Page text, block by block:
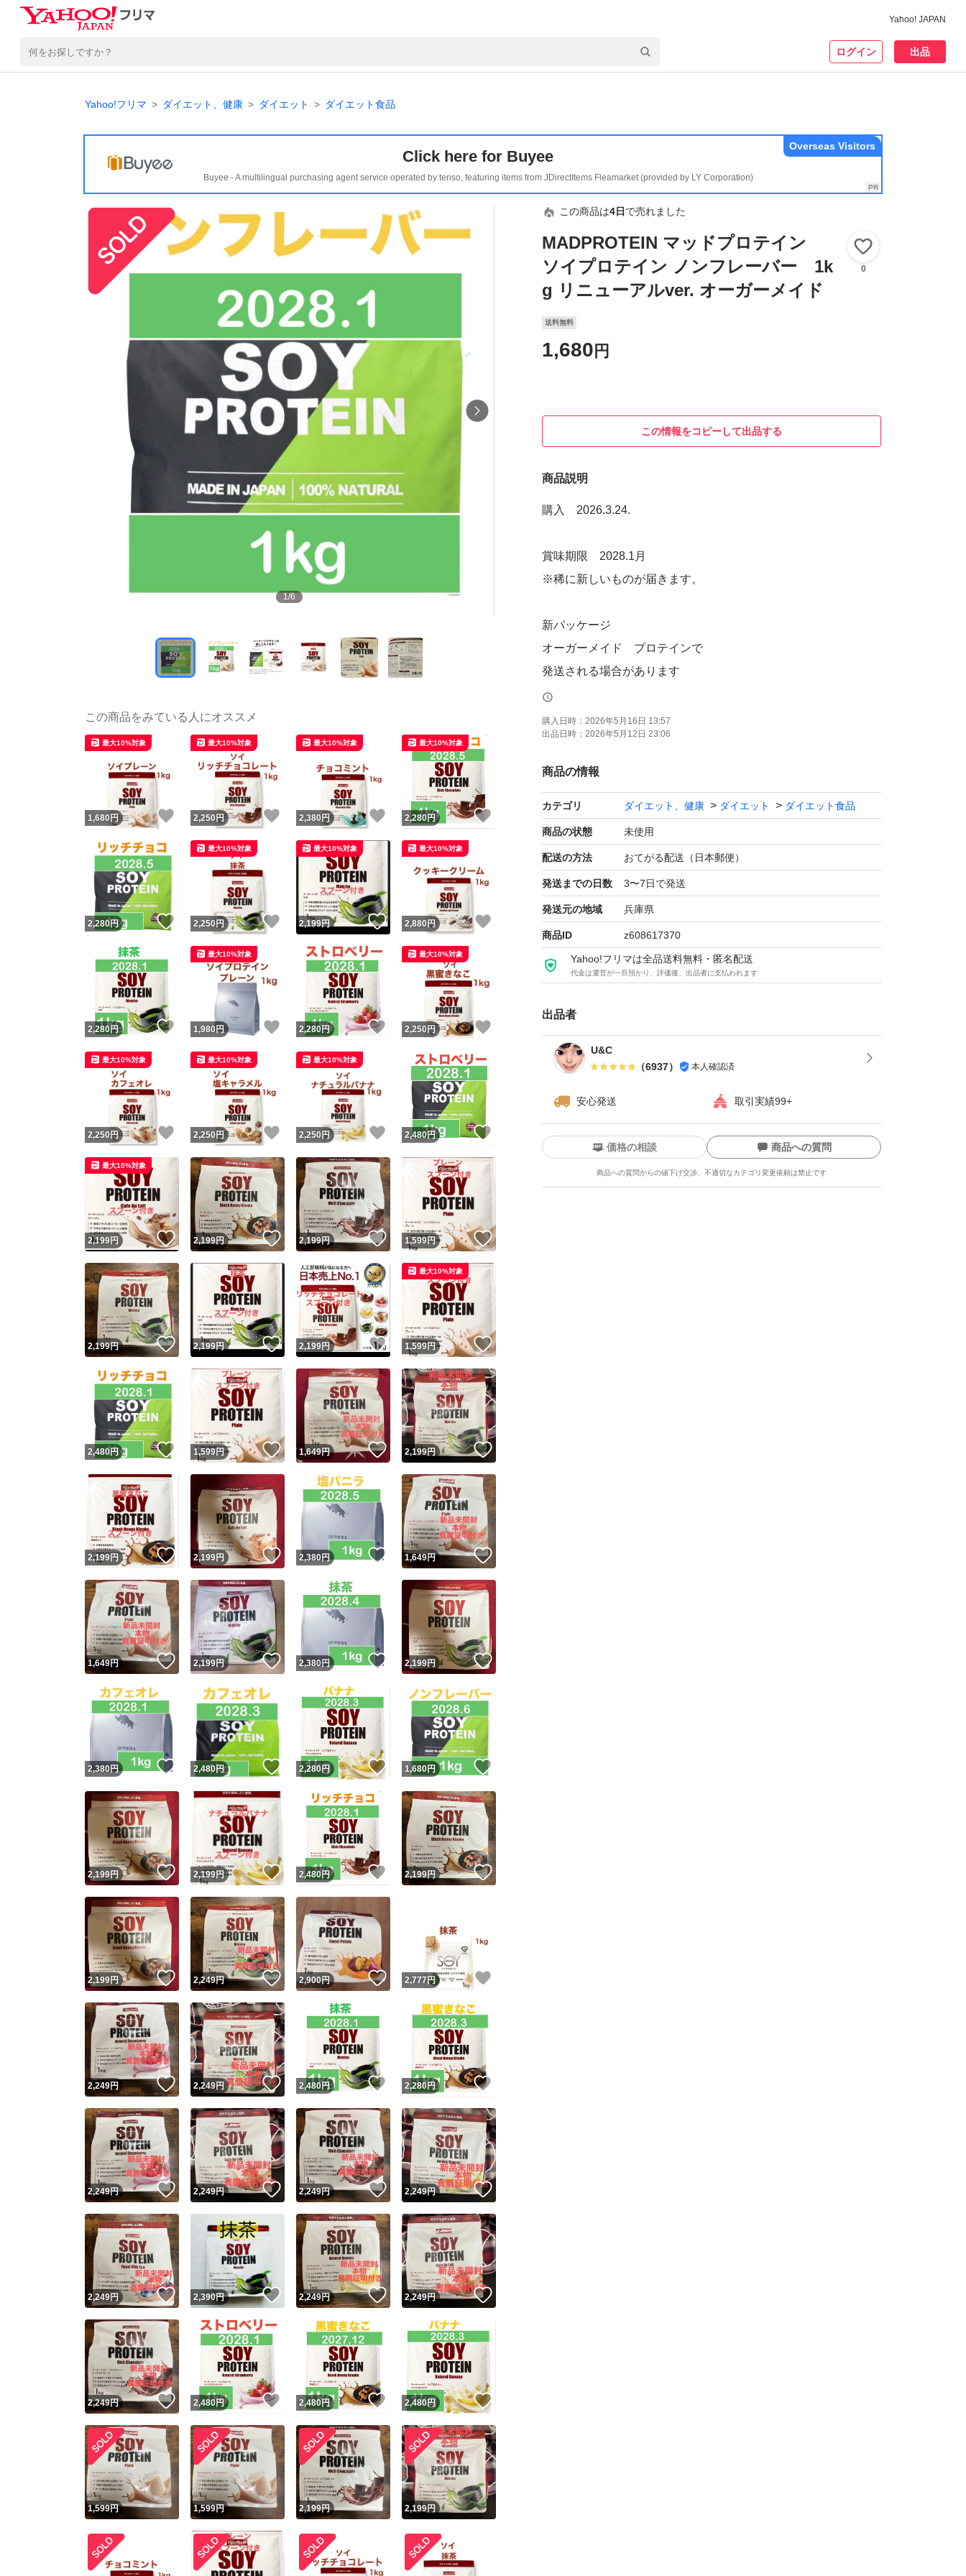
Yahoo! JAPAN
ログイン 出品
Yahoo!フリマ ダイエット、健康 ダイエット ダイエット食品
Click here for Buyee
Buyee - A multilingual purchasing agent service operated by tenso, featuring items from JDirectItems Fleamarket (provided by LY Corporation)
Overseas Visitors
1/6
この商品は4日 で売れました
MADPROTEIN マッドプロテイン
ソイプロテイン ノンフレーバー 1k
g リニューアルver. オーガーメイド
0
送料無料
1,680 円
この情報をコピーして出品する
商品説明
購入 2026.3.24.
賞味期限 2028.1月
※稀に新しいものが届きます。
新パッケージ
オーガーメイド プロテインで
発送される場合があります
即購入、無言購入OKです。
ゆうパケットポストで発送予定です。
袋にダメージが発生する場合があります。
簡易包装の為、
開封時にカッターやハサミなど
プロテイン
筋トレ
ダイエット
オーガーメイド
OgarMade
MAD
トレーニング
おうちトレーニング
購入日時： 2026年5月16日 13:57
出品日時： 2026年5月12日 23:06
商品の情報
カテゴリ ダイエット、健康 ダイエット ダイエット食品
商品の状態 未使用
配送の方法 おてがる配送（日本郵便）
発送までの日数 3〜7日で発送
発送元の地域 兵庫県
商品ID z608617370
Yahoo!フリマは全品送料無料・匿名配送
代金は運営が一旦預かり、評価後、出品者に支払われます
出品者
U&C
（6937） 本人確認済
安心発送 取引実績99+
ユーザーの実績について
Yahoo!フリマが定めた一定の基準を満たしたユーザーにバッジを付与しています
安心取引出品者
Yahoo!フリマの基準をクリアした安心・安全なユーザーです
取引実績
取引実績◯+ このユーザーはYahoo!フリマの取引を完了させた実績があります
他フリマ実績◯+ このユーザーは他フリマサービスでの取引実績があります
スピード&安心発送
※このバッジは実績に基づく表示であり、発送を保証しているものではありません
スピード＆安心発送
このユーザーは高頻度で24時間以内＆設定した発送日数内に発送してい
ます
スピード発送 このユーザーは高頻度で24時間以内に発送しています
安心発送 このユーザーは設定した発送日数内に発送しています
価格の相談 商品への質問
商品への質問からの値下げ交渉、不適切なカテゴリ変更依頼は禁止です
この商品の情報をコピーします
商品画像の 無断転載は禁止されています
コピーは
1商品につき1回です
出品ページへ
キャンセル
この商品をみている人にオススメ
1,680 円 いいね！
最大10%対象
2,250 円 いいね！
最大10%対象
2,380 円 いいね！
最大10%対象
2,280円
最大10%対象
2,280円 いいね！
2,250円 いいね！
最大10%対象
2,199円 いいね！
最大10%対象
2,880 円
最大10%対象
2,280円 いいね！
1,980円 いいね！
最大10%対象
2,280円 いいね！
2,250円
最大10%対象
2,250 円 いいね！
最大10%対象
2,250 円 いいね！
最大10%対象
2,250 円 いいね！
最大10%対象
2,480円
2,199円 いいね！
最大10%対象
2,199円 いいね！
2,199円 いいね！
1,599円 いいね！
2,199円 いいね！
2,199円 いいね！
2,199円 いいね！
1,599円 いいね！
最大10%対象
2,480円 いいね！
1,599円 いいね！
1,649円 いいね！
2,199円
2,199円 いいね！
2,199円 いいね！
2,380円 いいね！
1,649円
1,649円 いいね！
2,199円 いいね！
2,380円 いいね！
2,199円 いいね！
2,380円 いいね！
2,480円 いいね！
2,280円 いいね！
1,680円
2,199円 いいね！
2,199円 いいね！
2,480円 いいね！
2,199円 いいね！
2,199円 いいね！
2,249円 いいね！
2,900円 いいね！
2,777 円
2,249円 いいね！
2,249円 いいね！
2,480円 いいね！
2,280円
2,249円 いいね！
2,249円 いいね！
2,249円 いいね！
2,249円
2,249円 いいね！
2,390円 いいね！
2,249円 いいね！
2,249円
2,249円 いいね！
2,480円 いいね！
2,480円 いいね！
2,480円
1,599円 1,599円 2,199円 2,199円